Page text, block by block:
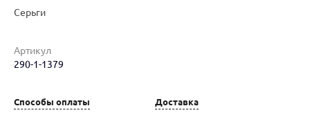
Наименование товара
Серьги
Артикул
290-1-1379
Способы оплаты Доставка